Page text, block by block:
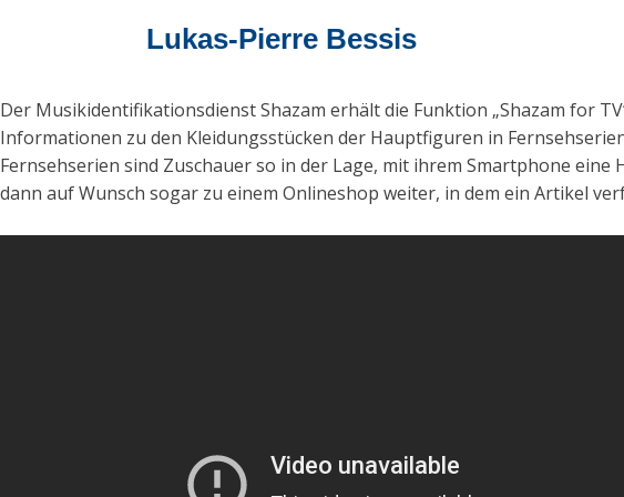
Lukas-Pierre Bessis
Der Musikidentifikationsdienst Shazam erhält die Funktion „Shazam for
Informationen zu den Kleidungsstücken der Hauptfiguren in
Fernsehserien sind Zuschauer so in der Lage, mit ihrem Smartphone
dann auf Wunsch sogar zu einem Onlineshop weiter, in dem ein Artikel